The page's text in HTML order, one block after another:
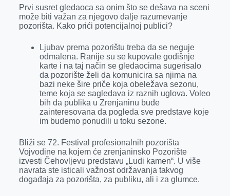
Prvi susret gledaoca sa onim što se dešava na sceni
može biti važan za njegovo dalje razumevanje
pozorišta. Kako prići potencijalnoj publici?
Ljubav prema pozorištu treba da se neguje
odmalena. Ranije su se kupovale godišnje
karte i na taj način se gledaocima sugerisalo
da pozorište želi da komunicira sa njima na
bazi neke šire priče koja obeležava sezonu,
teme koja se sagledava iz raznih uglova. Voleo
bih da publika u Zrenjaninu bude
zainteresovana da pogleda sve predstave koje
im budemo ponudili u toku sezone.
Bliži se 72. Festival profesionalnih pozorišta
Vojvodine na kojem će zrenjaninsko Pozorište
izvesti Čehovljevu predstavu „Ludi kamen“. U više
navrata ste isticali važnost održavanja takvog
događaja za pozorišta, za publiku, ali i za glumce.